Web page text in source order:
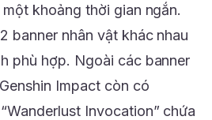
khoảng thời gian ngắn.
banner nhân vật khác nhau
phù hợp. Ngoài các banner
Impact còn có
Invocation” chứa